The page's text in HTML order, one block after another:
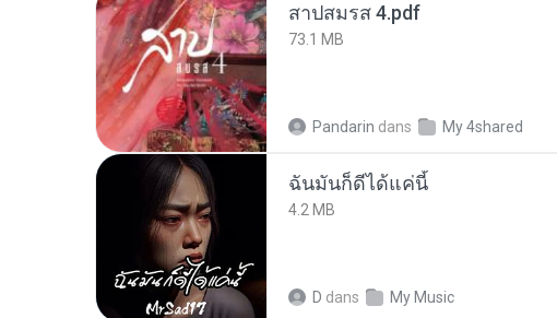
สาปสมรส 4.pdf
73.1 MB
Pandarin dans My 4shared
ฉันมันก็ดีได้แค่นี้
4.2 MB
D dans My Music